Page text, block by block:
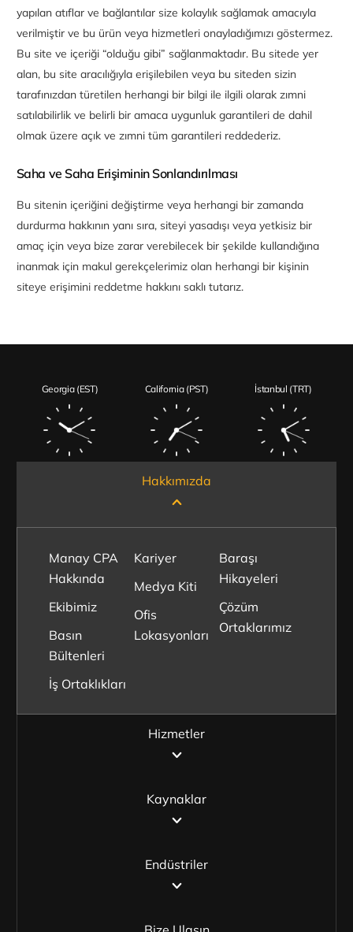
yapılan atıflar ve bağlantılar size kolaylık sağlamak amacıyla
verilmiştir ve bu ürün veya hizmetleri onayladığımızı göstermez.
Bu site ve içeriği “olduğu gibi” sağlanmaktadır. Bu sitede yer
alan, bu site aracılığıyla erişilebilen veya bu siteden sizin
tarafınızdan türetilen herhangi bir bilgi ile ilgili olarak zımni
satılabilirlik ve belirli bir amaca uygunluk garantileri de dahil
olmak üzere açık ve zımni tüm garantileri reddederiz.
Saha ve Saha Erişiminin Sonlandırılması
Bu sitenin içeriğini değiştirme veya herhangi bir zamanda
durdurma hakkının yanı sıra, siteyi yasadışı veya yetkisiz bir
amaç için veya bize zarar verebilecek bir şekilde kullandığına
inanmak için makul gerekçelerimiz olan herhangi bir kişinin
siteye erişimini reddetme hakkını saklı tutarız.
Georgia (EST) California (PST) İstanbul (TRT)
Hakkımızda
Hizmetler
Kaynaklar
Endüstriler
Manay CPA
Hakkında
Ekibimiz
Basın
Bültenleri
İş Ortaklıkları
Kariyer
Medya Kiti
Ofis
Lokasyonları
Baraşı
Hikayeleri
Çözüm
Ortaklarımız